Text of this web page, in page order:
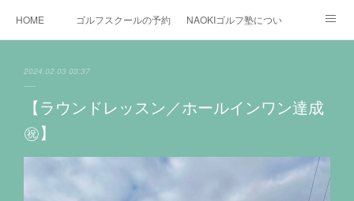
HOME ゴルフスクールの予約状況NAOKIゴルフ塾について
インスタグラム
2024.02.03 03:37
【ラウンドレッスン／ホールインワン達成
㊗️】